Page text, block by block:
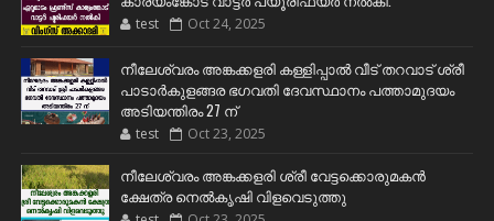
test Oct 24, 2025
നീലേശ്വരം അങ്കക്കളരി കള്ളിപ്പാൽ വീട് തറവാട് ശ്രീ
പാടാർകുളങ്ങര ഭഗവതി ദേവസ്ഥാനം പത്താമുദയം
അടിയന്തിരം 27 ന്
test Oct 23, 2025
നീലേശ്വരം അങ്കക്കളരി ശ്രീ വേട്ടക്കൊരുമകൻ
ക്ഷേത്ര നെൽകൃഷി വിളവെടുത്തു